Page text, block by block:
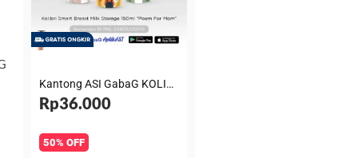
Kantong ASI GabaG KOLIBRI KASIP 150 ml Poem for Mom
Rp36.000
50% OFF